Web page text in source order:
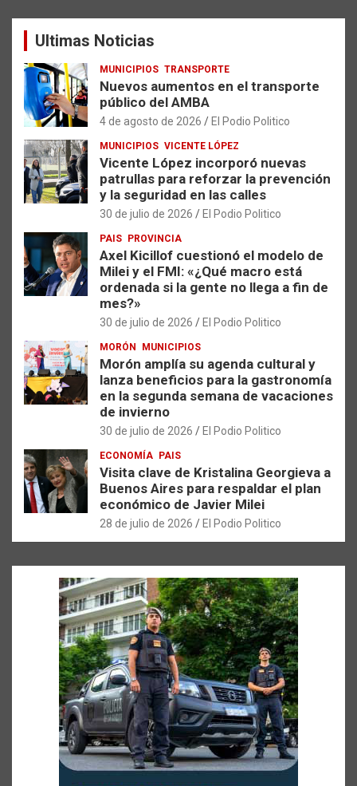
a
Ultimas Noticias
MUNICIPIOS TRANSPORTE
Nuevos aumentos en el transporte
público del AMBA
4 de agosto de 2026 El Podio Politico
MUNICIPIOS VICENTE LÓPEZ
Vicente López incorporó nuevas
patrullas para reforzar la prevención
y la seguridad en las calles
30 de julio de 2026 El Podio Politico
PAIS PROVINCIA
Axel Kicillof cuestionó el modelo de
Milei y el FMI: «¿Qué macro está
ordenada si la gente no llega a fin de
mes?»
30 de julio de 2026 El Podio Politico
MORÓN MUNICIPIOS
Morón amplía su agenda cultural y
lanza beneficios para la gastronomía
en la segunda semana de vacaciones
de invierno
30 de julio de 2026 El Podio Politico
ECONOMÍA PAIS
Visita clave de Kristalina Georgieva a
Buenos Aires para respaldar el plan
económico de Javier Milei
28 de julio de 2026 El Podio Politico